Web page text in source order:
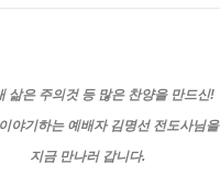
삶은 주의것 등 많은 찬양을 만드신!
이야기하는 예배자 김명선 전도사님을
지금 만나러 갑니다.